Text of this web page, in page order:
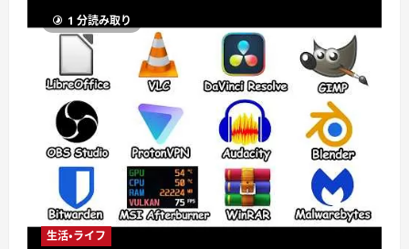
1 分読み取り
生活・ライフ